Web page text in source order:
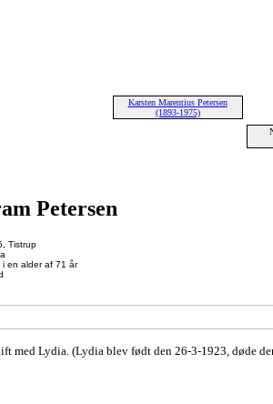
Karsten Marentius Petersen
(1893-1975)
Petersen
Tistrup
i en alder af 71 år
med Lydia. (Lydia blev født den 26-3-1923, døde